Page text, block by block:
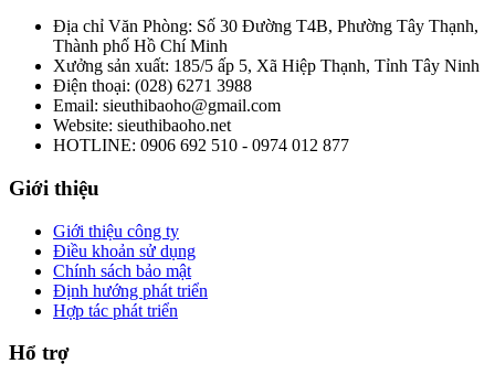
Địa chỉ Văn Phòng: Số 30 Đường T4B, Phường Tây Thạnh,
Thành phố Hồ Chí Minh
Xưởng sản xuất: 185/5 ấp 5, Xã Hiệp Thạnh, Tỉnh Tây Ninh
Điện thoại: (028) 6271 3988
Email: sieuthibaoho@gmail.com
Website: sieuthibaoho.net
HOTLINE: 0906 692 510 - 0974 012 877
Giới thiệu
Giới thiệu công ty
Điều khoản sử dụng
Chính sách bảo mật
Định hướng phát triển
Hợp tác phát triển
Hổ trợ